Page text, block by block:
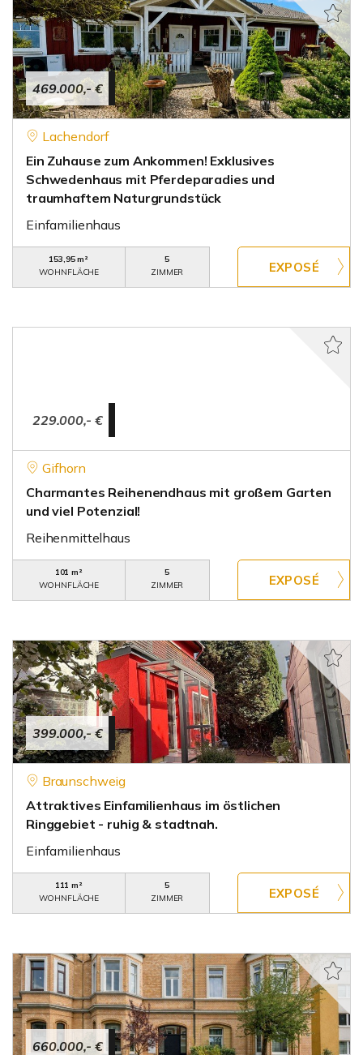
469.000,- €
Lachendorf
Ein Zuhause zum Ankommen! Exklusives
Schwedenhaus mit Pferdeparadies und
traumhaftem Naturgrundstück
Einfamilienhaus
153,95 m²
WOHNFLÄCHE
5
ZIMMER
229.000,- €
Gifhorn
Charmantes Reihenendhaus mit großem Garten
und viel Potenzial!
Reihenmittelhaus
101 m²
WOHNFLÄCHE
5
ZIMMER
399.000,- €
Braunschweig
Attraktives Einfamilienhaus im östlichen
Ringgebiet - ruhig & stadtnah.
Einfamilienhaus
111 m²
WOHNFLÄCHE
5
ZIMMER
660.000,- €